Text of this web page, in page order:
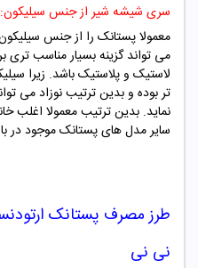
سری شیشه شیر از جنس سیلیکون:
معمولا پستانک را از جنس
می تواند گزینه بسیار مناسب
لاستیک و پلاستیک باشد. زیرا
تر بوده و بدین ترتیب نوزاد می
نماید. بدین ترتیب معمولا اغلب
سایر مدل های پستانک موجود در
طرز مصرف
نی نی